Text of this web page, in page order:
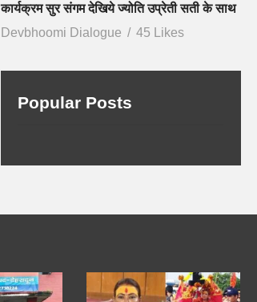
कार्यक्रम सुर संगम देखिये ज्योति उप्रेती सती के साथ
Devbhoomi Dialogue
45 Likes
Popular Posts